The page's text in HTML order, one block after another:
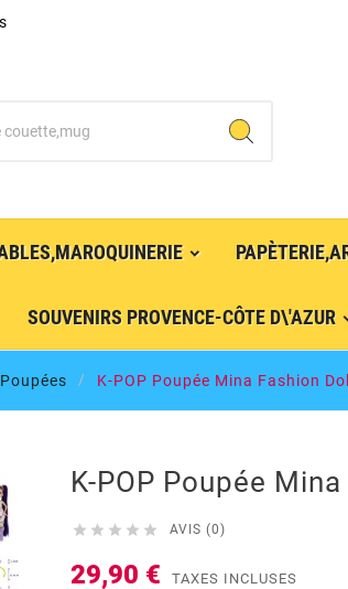
SOUVENIRS PROVENCE-CÔTE D\'AZUR
Poupées K-POP Poupée Mina Fashion
K-POP Poupée
     AVIS (0)
29,90 € TAXES INCLUSES